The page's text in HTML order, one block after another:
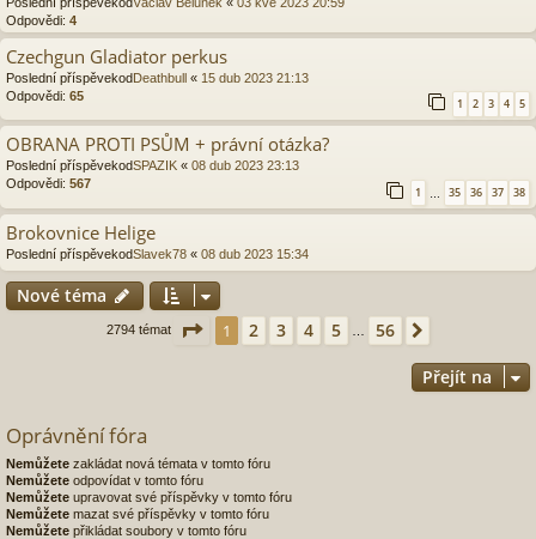
Odpovědi: 4
Czechgun Gladiator perkus
Poslední příspěvekodDeathbull « 15 dub 2023 21:13
Odpovědi: 65
1 2 3 4 5
OBRANA PROTI PSŮM + právní otázka?
Poslední příspěvekodSPAZIK « 08 dub 2023 23:13
Odpovědi: 567
1 35 36 37 38
Brokovnice Helige
Poslední příspěvekodSlavek78 « 08 dub 2023 15:34
Nové téma
2794 témat Stránka 1z 56
1 2 3 4 5 56
Přejít na
Oprávnění fóra
Nemůžete zakládat nová témata v tomto fóru
Nemůžete odpovídat v tomto fóru
Nemůžete upravovat své příspěvky v tomto fóru
Nemůžete mazat své příspěvky v tomto fóru
Nemůžete přikládat soubory v tomto fóru